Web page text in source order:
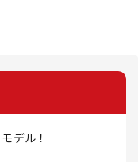
デル！